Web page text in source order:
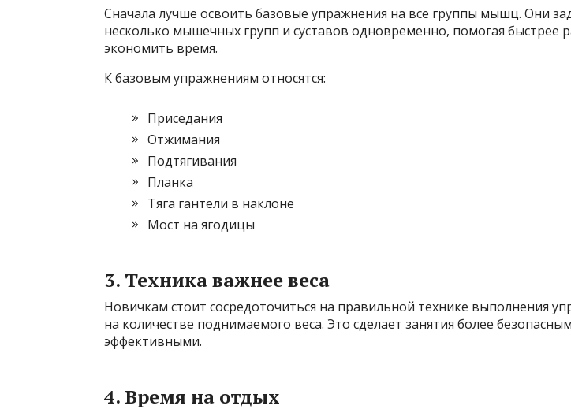
Сначала лучше освоить базовые упражнения на все группы мышц. Они
несколько мышечных групп и суставов одновременно, помогая быстрее
экономить время.
К базовым упражнениям относятся:
Приседания
Отжимания
Подтягивания
Планка
Тяга гантели в наклоне
Мост на ягодицы
3. Техника важнее веса
Новичкам стоит сосредоточиться на правильной технике выполнения
на количестве поднимаемого веса. Это сделает занятия более
эффективными.
4. Время на отдых